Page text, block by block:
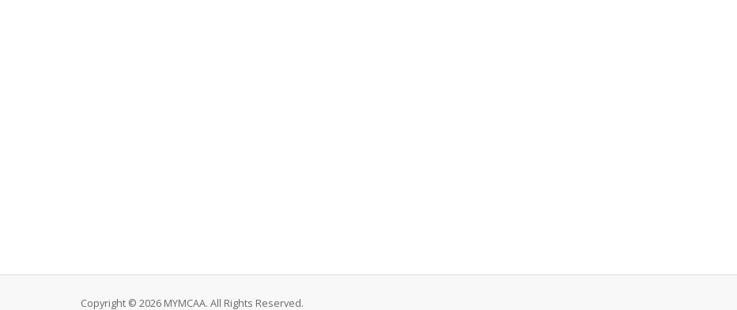
Copyright © 2026 MYMCAA. All Rights Reserved.